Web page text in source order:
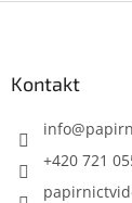
Kontakt
info@
+420 721